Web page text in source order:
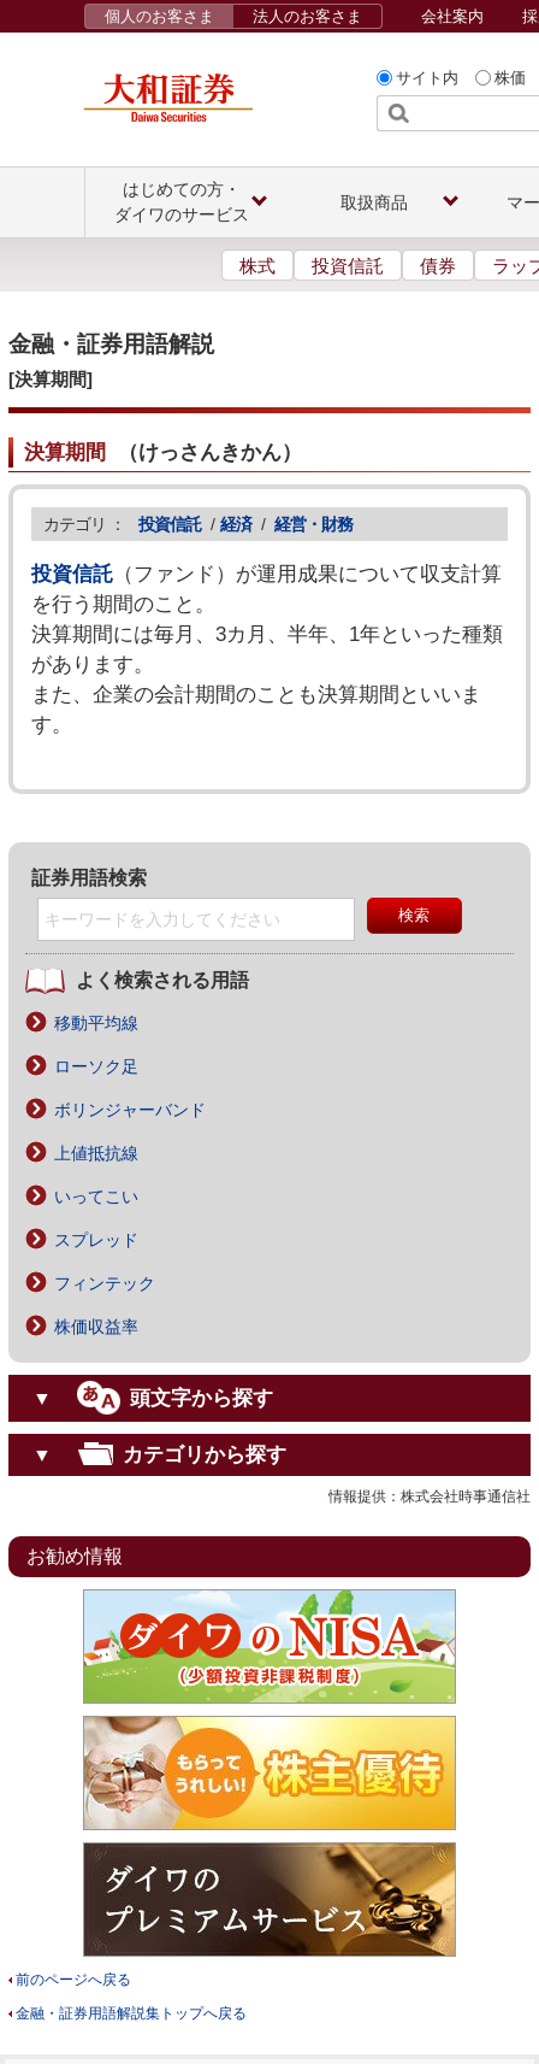
サイト内 株価
個人のお客さま 法人のお客さま 会社案内
はじめての方・
ダイワのサービス
取扱商品 マ
株式 投資信託 債券 ラッ
金融・証券用語解説
[決算期間]
決算期間 （けっさんきかん）
カテゴリ ： 投資信託 / 経済 / 経営・財務
投資信託（ファンド）が運用成果について収支計算
を行う期間のこと。
決算期間には毎月、3カ月、半年、1年といった種類
があります。
また、企業の会計期間のことも決算期間といいま
す。
証券用語検索
よく検索される用語
移動平均線
ローソク足
ボリンジャーバンド
上値抵抗線
いってこい
スプレッド
フィンテック
株価収益率
▼ 頭文字から探す
▼ カテゴリから探す
情報提供：株式会社時事通信社
お勧め情報
前のページへ戻る
金融・証券用語解説集トップへ戻る